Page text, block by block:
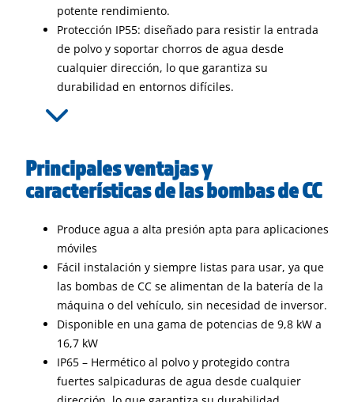
potente rendimiento.
Protección IP55: diseñado para resistir la entrada
de polvo y soportar chorros de agua desde
cualquier dirección, lo que garantiza su
durabilidad en entornos difíciles.
Principales ventajas y
características de las bombas de CC
Produce agua a alta presión apta para aplicaciones
móviles
Fácil instalación y siempre listas para usar, ya que
las bombas de CC se alimentan de la batería de la
máquina o del vehículo, sin necesidad de inversor.
Disponible en una gama de potencias de 9,8 kW a
16,7 kW
IP65 – Hermético al polvo y protegido contra
fuertes salpicaduras de agua desde cualquier